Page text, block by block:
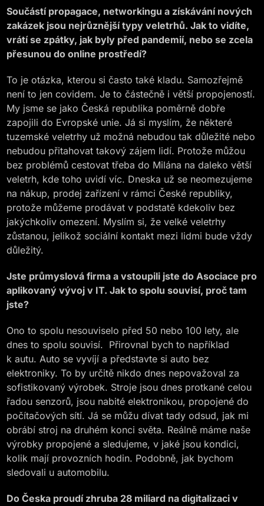
Součástí propagace, networkingu a získávání nových
zakázek jsou nejrůznější typy veletrhů. Jak to vidíte,
vrátí se zpátky, jak byly před pandemií, nebo se zcela
přesunou do online prostředí?
To je otázka, kterou si často také kladu. Samozřejmě
není to jen covidem. Je to částečně i větší propojeností.
My jsme se jako Česká republika poměrně dobře
zapojili do Evropské unie. Já si myslím, že některé
tuzemské veletrhy už možná nebudou tak důležité nebo
nebudou přitahovat takový zájem lidí. Protože můžou
bez problémů cestovat třeba do Milána na daleko větší
veletrh, kde toho uvidí víc. Dneska už se neomezujeme
na nákup, prodej zařízení v rámci České republiky,
protože můžeme prodávat v podstatě kdekoliv bez
jakýchkoliv omezení. Myslím si, že velké veletrhy
zůstanou, jelikož sociální kontakt mezi lidmi bude vždy
důležitý.
Jste průmyslová firma a vstoupili jste do Asociace pro
aplikovaný vývoj v IT. Jak to spolu souvisí, proč tam
jste?
Ono to spolu nesouviselo před 50 nebo 100 lety, ale
dnes to spolu souvisí. Přirovnal bych to například
k autu. Auto se vyvíjí a představte si auto bez
elektroniky. To by určitě nikdo dnes nepovažoval za
sofistikovaný výrobek. Stroje jsou dnes protkané celou
řadou senzorů, jsou nabité elektronikou, propojené do
počítačových sítí. Já se můžu dívat tady odsud, jak mi
obrábí stroj na druhém konci světa. Reálně máme naše
výrobky propojené a sledujeme, v jaké jsou kondici,
kolik mají provozních hodin. Podobně, jak bychom
sledovali u automobilu.
Do Česka proudí zhruba 28 miliard na digitalizaci v